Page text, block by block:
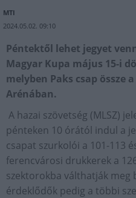
MTI
2024.05.02. 09:10
Péntektől lehet jegyet
Magyar Kupa május 15-i
melyben Paks csap össze
Arénában.
A hazai szövetség (MLSZ)
pénteken 10 órától indul a
csapat szurkolói a 101-113
ferencvárosi drukkerek a
szektorokba válthatják meg
érdeklődők pedig a többi